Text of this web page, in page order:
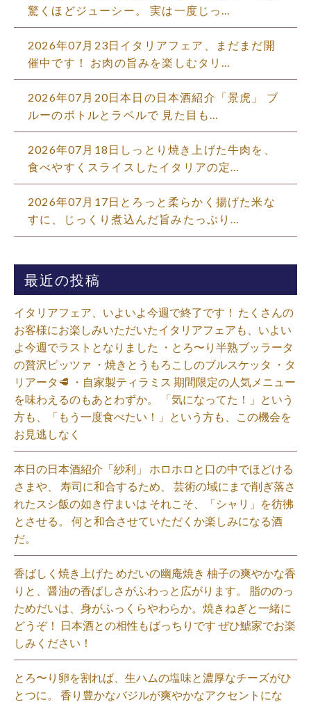
驚くほどジューシー。 実は一度じっ…
2026年07月23日イタリアフェア、まだまだ開
催中です！ お肉の旨みを楽しむタリ…
2026年07月20日本日の日本酒紹介「景虎」 ブ
ルーのボトルとラベルで 見た目も…
2026年07月18日しっとり焼き上げた牛肉を、
食べやすくスライスしたイタリアの定…
2026年07月17日とろっと柔らかく揚げた米な
すに、じっくり煮込んだ旨みたっぷり…
最近の投稿
イタリアフェア、いよいよ今週で終了です！ たくさんの
お客様にお楽しみいただいたイタリアフェアも、いよい
よ今週でラストとなりました ・とろ〜り半熟ブッラータ
の贅沢ピッツァ ・焼きとうもろこしのブルスケッタ ・タ
リアータ🥩 ・自家製ティラミス 期間限定の人気メニュー
を味わえるのもあとわずか。 「気になってた！」という
方も、「もう一度食べたい！」という方も、この機会を
お見逃しなく⁡
本日の日本酒紹介「紗利」 ホロホロと口の中でほどける
さまや、 寿司に和合するため、 芸術の域にまで削ぎ落さ
れたスシ飯の如き佇まいは それこそ、「シャリ」を彷彿
とさせる。 何と和合させていただくか楽しみになる酒
だ。⁡
香ばしく焼き上げた めだいの幽庵焼き 柚子の爽やかな香
りと、醤油の香ばしさがふわっと広がります。 脂ののっ
ためだいは、身がふっくらやわらか。焼きねぎと一緒に
どうぞ！ 日本酒との相性もばっちりです ぜひ鯱家でお楽
しみください！⁡
とろ〜り卵を割れば、生ハムの塩味と濃厚なチーズがひ
とつに。 香り豊かなバジルが爽やかなアクセントにな